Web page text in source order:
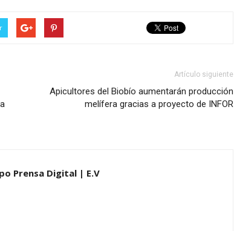
Artículo siguiente
Apicultores del Biobío aumentarán producción
melífera gracias a proyecto de INFOR
Prensa Digital | E.V